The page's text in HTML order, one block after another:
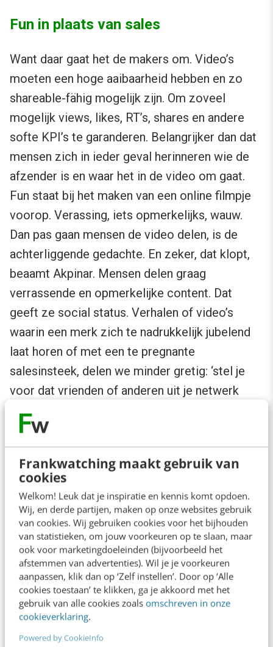
Frankwatching maakt gebruik van
cookies
Welkom! Leuk dat je inspiratie en kennis komt opdoen.
Wij, en derde partijen, maken op onze websites gebruik
van cookies. Wij gebruiken cookies voor het bijhouden
van statistieken, om jouw voorkeuren op te slaan, maar
ook voor marketingdoeleinden (bijvoorbeeld het
afstemmen van advertenties). Wil je je voorkeuren
aanpassen, klik dan op ‘Zelf instellen’. Door op ‘Alle
cookies toestaan’ te klikken, ga je akkoord met het
gebruik van alle cookies zoals omschreven in onze
cookieverklaring.
Powered by CookieInfo
Fun in plaats van sales
Want daar gaat het de makers om. Video’s
moeten een hoge aaibaarheid hebben en zo
shareable-fähig mogelijk zijn. Om zoveel
mogelijk views, likes, RT’s, shares en andere
softe KPI’s te garanderen. Belangrijker dan dat
mensen zich in ieder geval herinneren wie de
afzender is en waar het in de video om gaat.
Fun staat bij het maken van een online filmpje
voorop. Verassing, iets opmerkelijks, wauw.
Dan pas gaan mensen de video delen, is de
achterliggende gedachte. En zeker, dat klopt,
beaamt Akpinar. Mensen delen graag
verrassende en opmerkelijke content. Dat
geeft ze social status. Verhalen of video’s
waarin een merk zich te nadrukkelijk jubelend
laat horen of met een te pregnante
salesinsteek, delen we minder gretig: ‘stel je
voor dat vrienden of anderen uit je netwerk
denken, dat je misschien voor dat merk werkt.’
Vertaal je merk naar viral
Daarom focussen adverteerders zich bij het
maken van een online video op wat Akpinar
noemt ‘soft sell’. Die zachte verkoop verhoogt
de ‘share rate’, iemands‘willingness to share’
en ‘ad evaluations’. Aan de andere kant heb je
hard sell’. Goed voor ‘brand-related outcomes
zoals ‘brand evaluations’ en
aankoopbereidheid. Dat wil je toch ook
stimuleren, als je een duur online filmpje